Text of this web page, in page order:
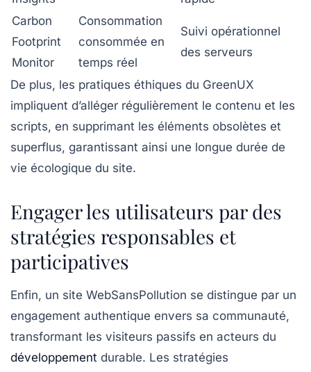
Carbon
Footprint
Monitor
Consommation
consommée en
temps réel
Suivi opérationnel
des serveurs
De plus, les pratiques éthiques du GreenUX
impliquent d’alléger régulièrement le contenu et les
scripts, en supprimant les éléments obsolètes et
superflus, garantissant ainsi une longue durée de
vie écologique du site.
Engager les utilisateurs par des
stratégies responsables et
participatives
Enfin, un site WebSansPollution se distingue par un
engagement authentique envers sa communauté,
transformant les visiteurs passifs en acteurs du
développement durable. Les stratégies